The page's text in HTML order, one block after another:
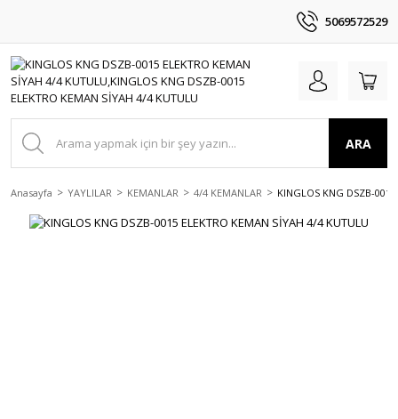
5069572529
ARA
Anasayfa YAYLILAR KEMANLAR 4/4 KEMANLAR KINGLOS KNG DSZB-